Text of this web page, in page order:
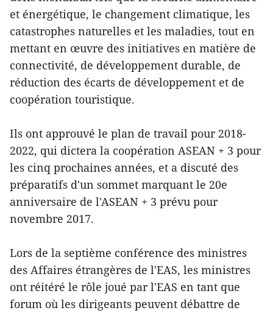
et énergétique, le changement climatique, les
catastrophes naturelles et les maladies, tout en
mettant en œuvre des initiatives en matière de
connectivité, de développement durable, de
réduction des écarts de développement et de
coopération touristique.
Ils ont approuvé le plan de travail pour 2018-
2022, qui dictera la coopération ASEAN + 3 pour
les cinq prochaines années, et a discuté des
préparatifs d'un sommet marquant le 20e
anniversaire de l'ASEAN + 3 prévu pour
novembre 2017.
Lors de la septième conférence des ministres
des Affaires étrangères de l'EAS, les ministres
ont réitéré le rôle joué par l'EAS en tant que
forum ​où les dirigeants ​peuvent débattre de